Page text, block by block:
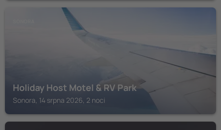
Holiday Host Motel & RV Park
Sonora, 14 srpna 2026, 2 noci